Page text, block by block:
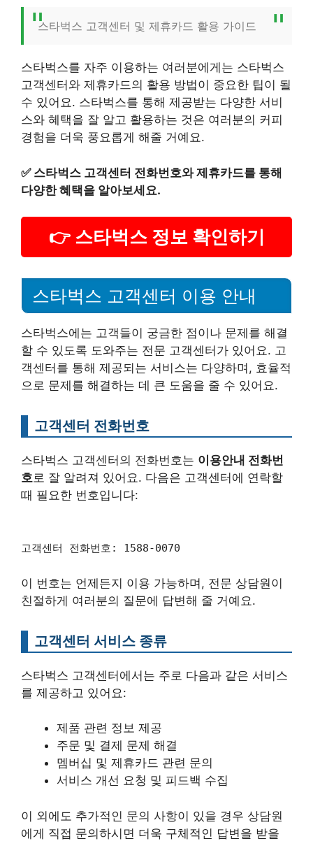
스타벅스 고객센터 및 제휴카드 활용 가이드
스타벅스를 자주 이용하는 여러분에게는 스타벅스
고객센터와 제휴카드의 활용 방법이 중요한 팁이 될
수 있어요. 스타벅스를 통해 제공받는 다양한 서비
스와 혜택을 잘 알고 활용하는 것은 여러분의 커피
경험을 더욱 풍요롭게 해줄 거예요.
✅ 스타벅스 고객센터 전화번호와 제휴카드를 통해
다양한 혜택을 알아보세요.
👉 스타벅스 정보 확인하기
스타벅스 고객센터 이용 안내
스타벅스에는 고객들이 궁금한 점이나 문제를 해결
할 수 있도록 도와주는 전문 고객센터가 있어요. 고
객센터를 통해 제공되는 서비스는 다양하며, 효율적
으로 문제를 해결하는 데 큰 도움을 줄 수 있어요.
고객센터 전화번호
스타벅스 고객센터의 전화번호는 이용안내 전화번
호 로 잘 알려져 있어요. 다음은 고객센터에 연락할
때 필요한 번호입니다:
고객센터 전화번호: 1588-0070
이 번호는 언제든지 이용 가능하며, 전문 상담원이
친절하게 여러분의 질문에 답변해 줄 거예요.
고객센터 서비스 종류
스타벅스 고객센터에서는 주로 다음과 같은 서비스
를 제공하고 있어요:
제품 관련 정보 제공
주문 및 결제 문제 해결
멤버십 및 제휴카드 관련 문의
서비스 개선 요청 및 피드백 수집
이 외에도 추가적인 문의 사항이 있을 경우 상담원
에게 직접 문의하시면 더욱 구체적인 답변을 받을